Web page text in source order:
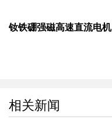
钕铁硼强磁高速直流电机
相关新闻